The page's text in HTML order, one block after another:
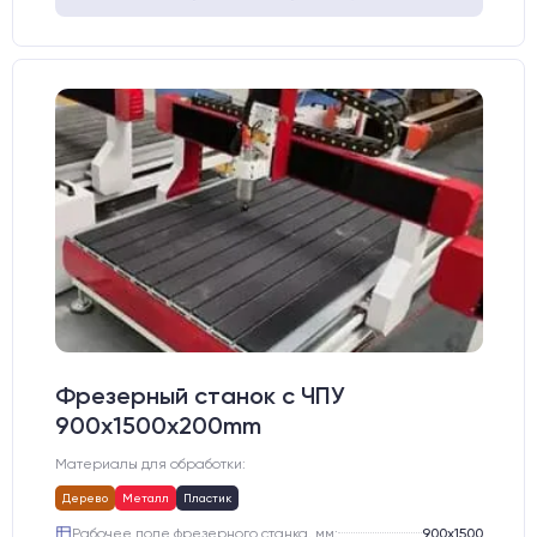
Фрезерный станок с ЧПУ
900x1500x200mm
Материалы для обработки:
Дерево Металл Пластик
Рабочее поле фрезерного станка, мм:
900х1500